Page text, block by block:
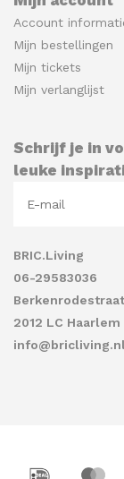
Account
Mijn bestellingen
Mijn tickets
Mijn verlanglijst
Schrijf je in
leuke
BRIC.Living
06-29583036
2012 LC Haarlem
info@bricliving.nl